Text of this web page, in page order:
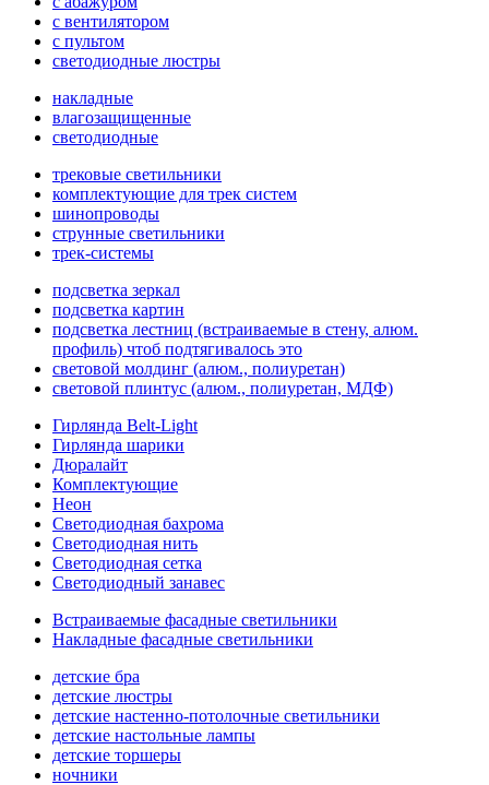
с вентилятором
с пультом
светодиодные люстры
накладные
влагозащищенные
светодиодные
трековые светильники
комплектующие для трек систем
шинопроводы
струнные светильники
трек-системы
подсветка зеркал
подсветка картин
подсветка лестниц (встраиваемые в стену, алюм.
профиль) чтоб подтягивалось это
световой молдинг (алюм., полиуретан)
световой плинтус (алюм., полиуретан, МДФ)
Гирлянда Belt-Light
Гирлянда шарики
Дюралайт
Комплектующие
Неон
Светодиодная бахрома
Светодиодная нить
Светодиодная сетка
Светодиодный занавес
Встраиваемые фасадные светильники
Накладные фасадные светильники
детские бра
детские люстры
детские настенно-потолочные светильники
детские настольные лампы
детские торшеры
ночники